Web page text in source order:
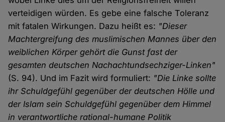
verteidigen würden. Es gebe eine falsche Toleranz
mit fatalen Wirkungen. Dazu heißt es: "Dieser
Machtergreifung des muslimischen Mannes über den
weiblichen Körper gehört die Gunst fast der
gesamten deutschen Nachachtundsechziger-Linken"
(S. 94). Und im Fazit wird formuliert: "Die Linke sollte
ihr Schuldgefühl gegenüber der deutschen Hölle und
der Islam sein Schuldgefühl gegenüber dem Himmel
in verantwortliche rational-humane Politik